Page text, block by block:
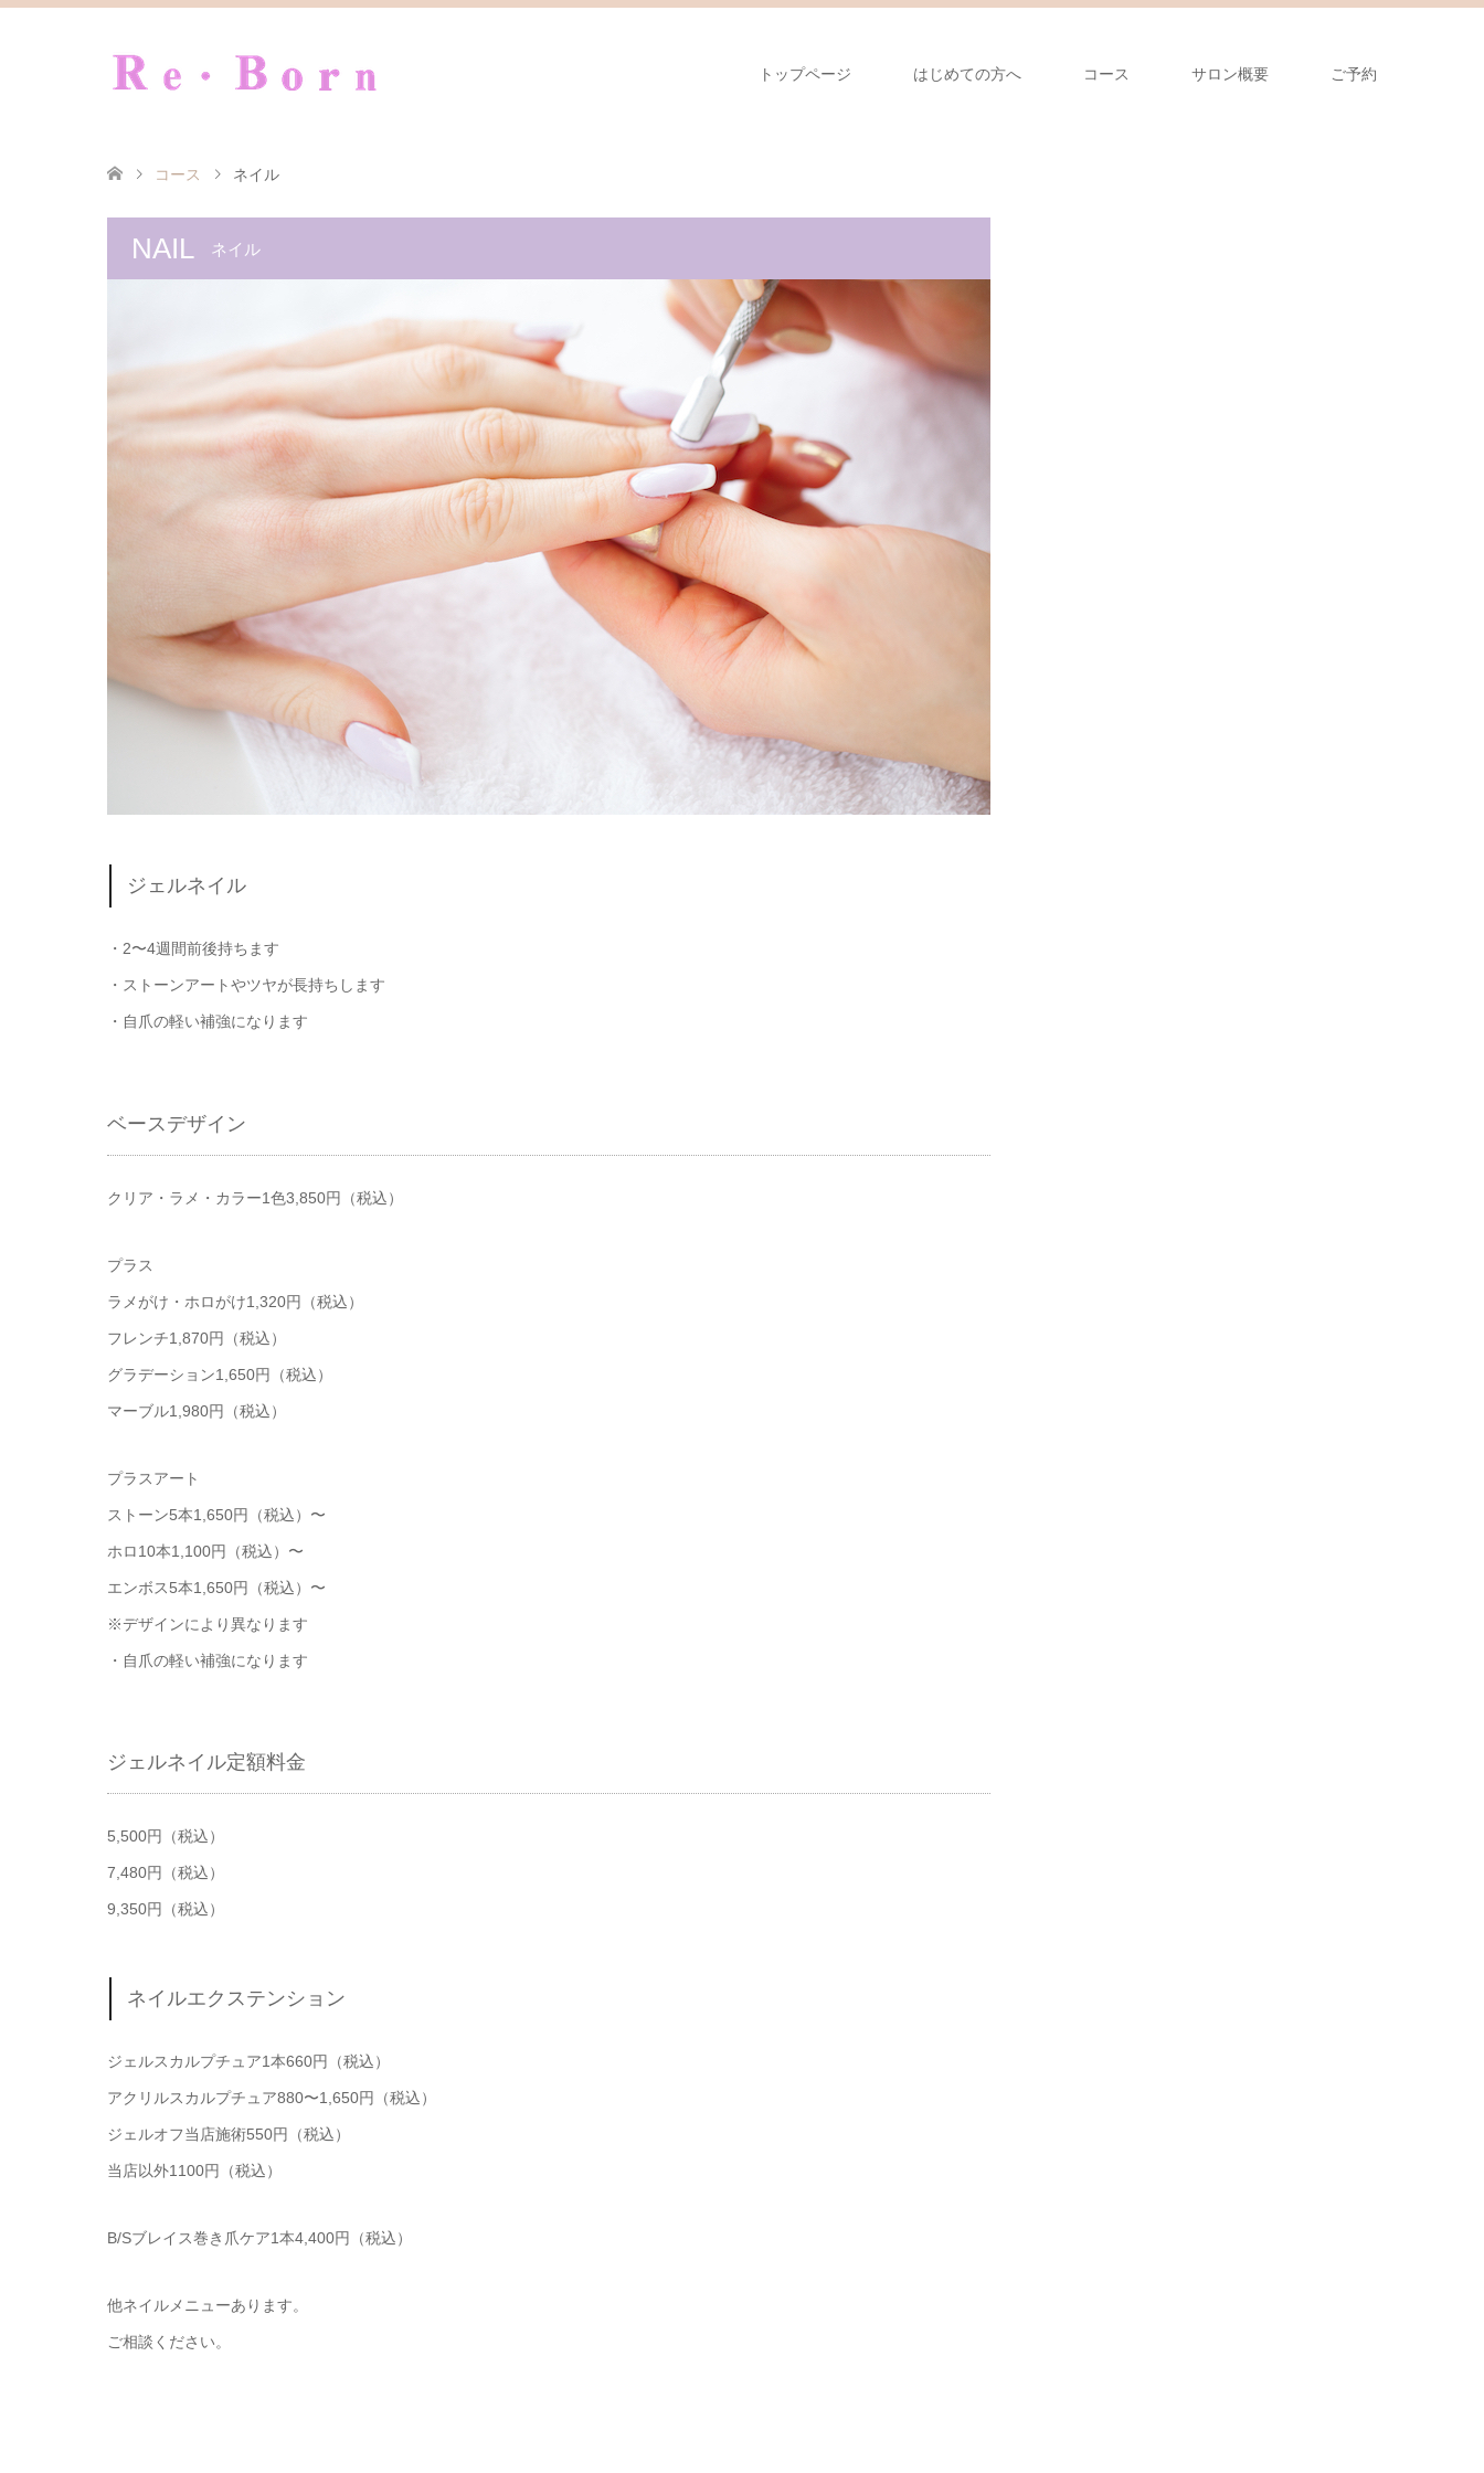
トップページ はじめての方へ コース サロン概要 ご予約
コース ネイル
NAIL ネイル
ジェルネイル
・2〜4週間前後持ちます
・ストーンアートやツヤが長持ちします
・自爪の軽い補強になります
ベースデザイン
クリア・ラメ・カラー1色3,850円（税込）
プラス
ラメがけ・ホロがけ1,320円（税込）
フレンチ1,870円（税込）
グラデーション1,650円（税込）
マーブル1,980円（税込）
プラスアート
ストーン5本1,650円（税込）〜
ホロ10本1,100円（税込）〜
エンボス5本1,650円（税込）〜
※デザインにより異なります
・自爪の軽い補強になります
ジェルネイル定額料金
5,500円（税込）
7,480円（税込）
9,350円（税込）
ネイルエクステンション
ジェルスカルプチュア1本660円（税込）
アクリルスカルプチュア880〜1,650円（税込）
ジェルオフ当店施術550円（税込）
当店以外1100円（税込）
B/Sブレイス巻き爪ケア1本4,400円（税込）
他ネイルメニューあります。
ご相談ください。